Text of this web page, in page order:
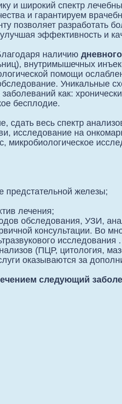
и широкий спектр
и гарантируем
позволяет разработать
эффективность и
наличию
внутримышечных
помощи
Уникальные
как:
бесплодие.
сдать весь спектр
исследование на
микробиологическое
предстательной железы;
лечения;
обследования, УЗИ,
консультации. Во
исследования
(ПЦР, цитология,
оказываются за
следующий